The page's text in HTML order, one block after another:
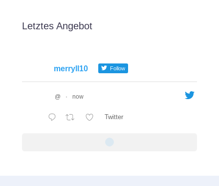
Letztes Angebot
merryll10 Follow
@ · now
Twitter